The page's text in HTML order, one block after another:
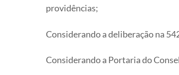
providências;
Considerando a deliberação na
Considerando a Portaria do